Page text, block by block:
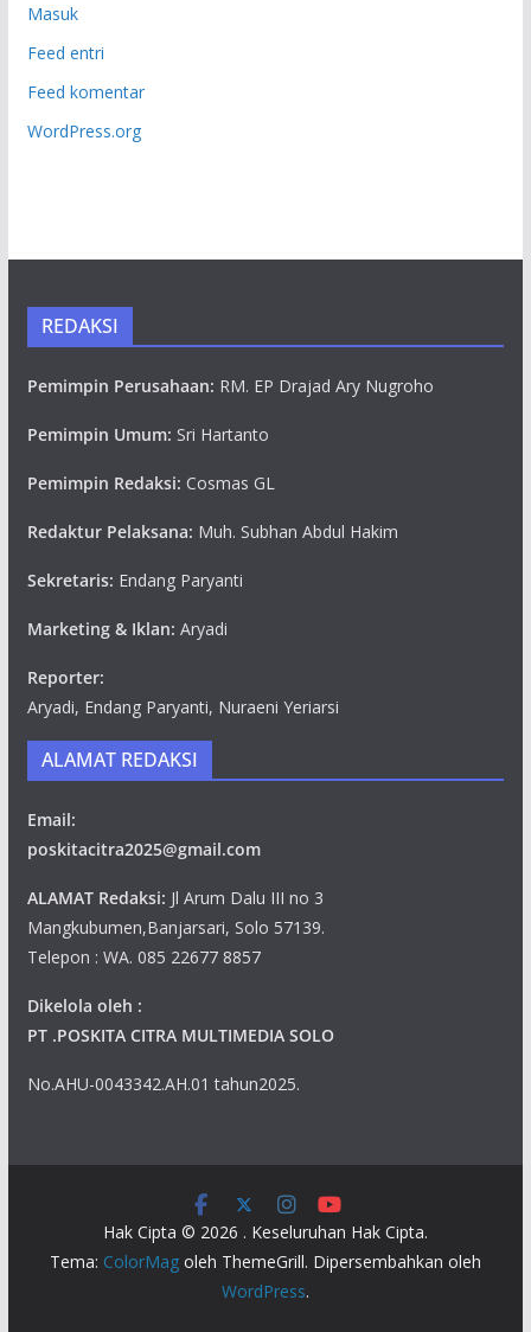
Masuk
Feed entri
Feed komentar
WordPress.org
REDAKSI
Pemimpin Perusahaan: RM. EP Drajad Ary Nugroho
Pemimpin Umum: Sri Hartanto
Pemimpin Redaksi: Cosmas GL
Redaktur Pelaksana: Muh. Subhan Abdul Hakim
Sekretaris: Endang Paryanti
Marketing & Iklan: Aryadi
Reporter:
Aryadi, Endang Paryanti, Nuraeni Yeriarsi
ALAMAT REDAKSI
Email:
poskitacitra2025@gmail.com
ALAMAT Redaksi: Jl Arum Dalu III no 3
Mangkubumen,Banjarsari, Solo 57139.
Telepon : WA. 085 22677 8857
Dikelola oleh :
PT .POSKITA CITRA MULTIMEDIA SOLO
No.AHU-0043342.AH.01 tahun2025.
Hak Cipta © 2026 . Keseluruhan Hak Cipta.
Tema: ColorMagoleh ThemeGrill. Dipersembahkan oleh
WordPress.